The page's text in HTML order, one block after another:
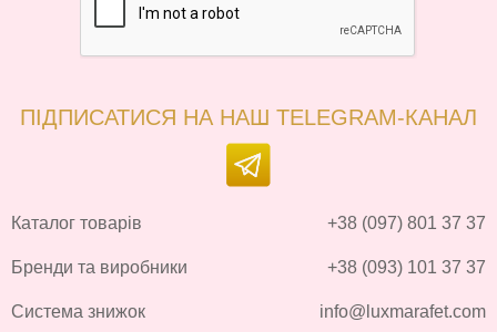
ПІДПИСАТИСЯ НА НАШ TELEGRAM-КАНАЛ
Каталог товарів
Бренди та виробники
Система знижок
+38 (097) 801 37 37
+38 (093) 101 37 37
info@luxmarafet.com